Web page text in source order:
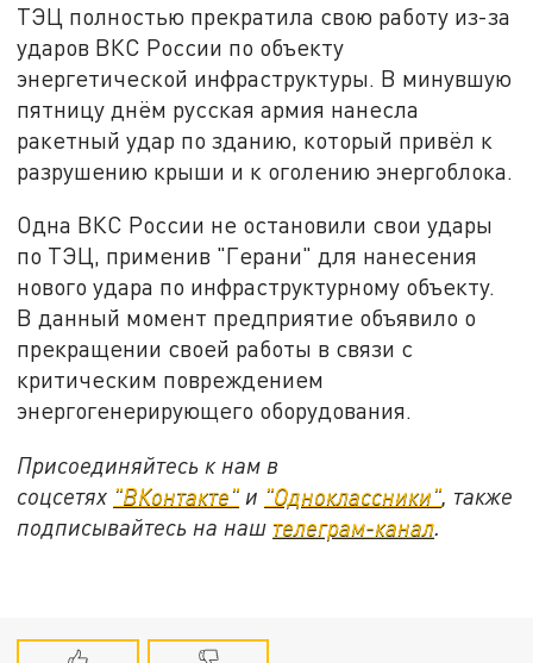
ТЭЦ полностью прекратила свою работу из-за
ударов ВКС России по объекту
энергетической инфраструктуры. В минувшую
пятницу днём русская армия нанесла
ракетный удар по зданию, который привёл к
разрушению крыши и к оголению энергоблока.
Одна ВКС России не остановили свои удары
по ТЭЦ, применив "Герани" для нанесения
нового удара по инфраструктурному объекту.
В данный момент предприятие объявило о
прекращении своей работы в связи с
критическим повреждением
энергогенерирующего оборудования.
Присоединяйтесь к нам в
соцсетях "ВКонтакте" и "Одноклассники", также
подписывайтесь на наш телеграм-канал.